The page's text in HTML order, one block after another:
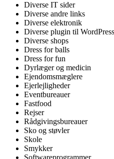
Diverse IT sider
Diverse andre links
Diverse elektronik
Diverse plugin til WordPress
Diverse shops
Dress for balls
Dress for fun
Dyrlæger og medicin
Ejendomsmæglere
Ejerlejligheder
Eventbureauer
Fastfood
Rejser
Rådgivingsbureauer
Sko og støvler
Skole
Smykker
Softwareprogrammer